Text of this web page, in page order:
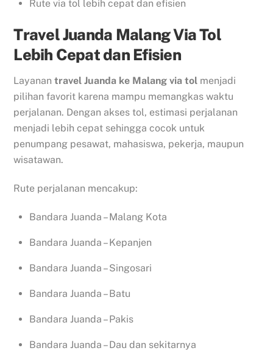
Rute via tol lebih cepat dan efisien
Travel Juanda Malang Via Tol
Lebih Cepat dan Efisien
Layanantravel Juanda ke Malang via tol menjadi
pilihan favorit karena mampu memangkas waktu
perjalanan. Dengan akses tol, estimasi perjalanan
menjadi lebih cepat sehingga cocok untuk
penumpang pesawat, mahasiswa, pekerja, maupun
wisatawan.
Rute perjalanan mencakup:
Bandara Juanda – Malang Kota
Bandara Juanda – Kepanjen
Bandara Juanda – Singosari
Bandara Juanda – Batu
Bandara Juanda – Pakis
Bandara Juanda – Dau dan sekitarnya